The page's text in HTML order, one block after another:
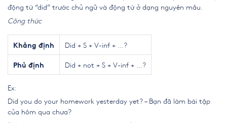
động từ “did” trước chủ ngữ và động từ ở dạng nguyên mẫu.
Công thức
Khẳng định Did + S + V-inf + …?
Phủ định Did + not + S + V-inf + …?
Ex:
Did you do your homework yesterday yet? – Bạn đã làm bài tập
của hôm qua chưa?